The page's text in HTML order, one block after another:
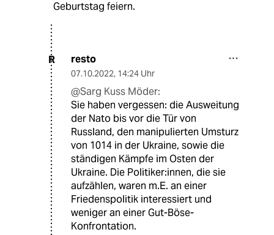
Geburtstag feiern.
R resto
07.10.2022, 14:24 Uhr
@Sarg Kuss Möder:
Sie haben vergessen: die Ausweitung
der Nato bis vor die Tür von
Russland, den manipulierten Umsturz
von 1014 in der Ukraine, sowie die
ständigen Kämpfe im Osten der
Ukraine. Die Politiker:innen, die sie
aufzählen, waren m.E. an einer
Friedenspolitik interessiert und
weniger an einer Gut-Böse-
Konfrontation.